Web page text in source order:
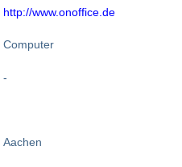
http://www.onoffice.de
Computer
-
Aachen